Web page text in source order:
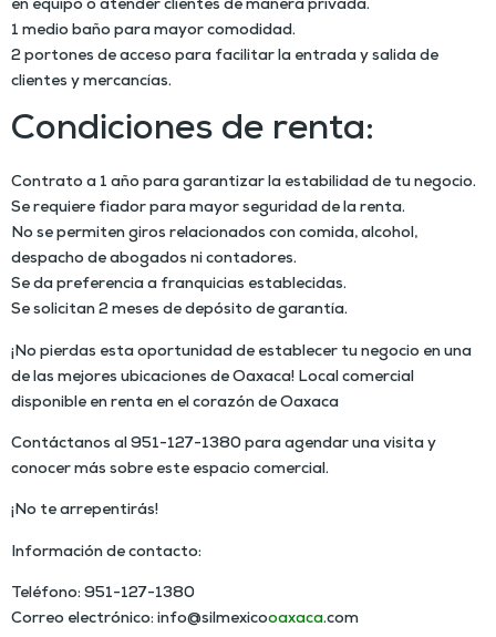
en equipo o atender clientes de manera privada.
1 medio baño para mayor comodidad.
2 portones de acceso para facilitar la entrada y salida de
clientes y mercancías.
Condiciones de renta:
Contrato a 1 año para garantizar la estabilidad de tu negocio.
Se requiere fiador para mayor seguridad de la renta.
No se permiten giros relacionados con comida, alcohol,
despacho de abogados ni contadores.
Se da preferencia a franquicias establecidas.
Se solicitan 2 meses de depósito de garantía.
¡No pierdas esta oportunidad de establecer tu negocio en una
de las mejores ubicaciones de Oaxaca! Local comercial
disponible en renta en el corazón de Oaxaca
Contáctanos al951-127-1380para agendar una visita y
conocer más sobre este espacio comercial.
¡No te arrepentirás!
Información de contacto:
Teléfono: 951-127-1380
Correo electrónico: info@silmexicooaxaca.com